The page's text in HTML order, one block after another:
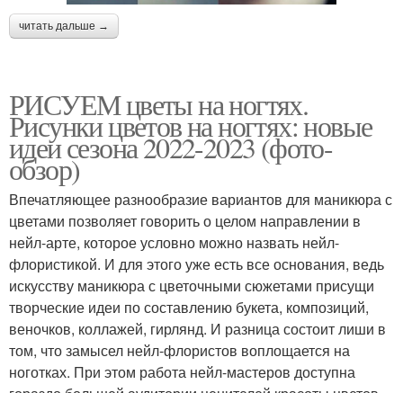
читать дальше →
РИСУЕМ цветы на ногтях.
Рисунки цветов на ногтях: новые
идеи сезона 2022-2023 (фото-
обзор)
Впечатляющее разнообразие вариантов для маникюра с
цветами позволяет говорить о целом направлении в
нейл-арте, которое условно можно назвать нейл-
флористикой. И для этого уже есть все основания, ведь
искусству маникюра с цветочными сюжетами присущи
творческие идеи по составлению букета, композиций,
веночков, коллажей, гирлянд. И разница состоит лиши в
том, что замысел нейл-флористов воплощается на
ноготках. При этом работа нейл-мастеров доступна